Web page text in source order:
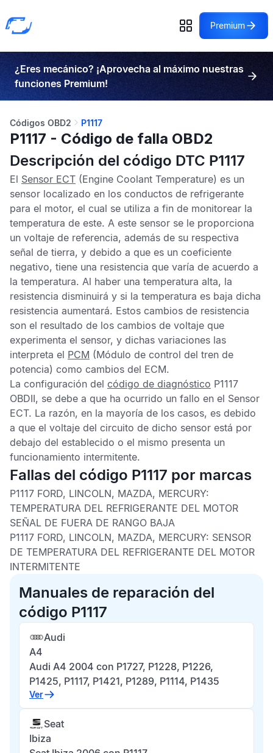
Premium
¿Eres mecánico? ¡Aprovecha al máximo nuestras
funciones Premium!
Códigos OBD2 P1117
P1117 - Código de falla OBD2
Descripción del código DTC P1117
El Sensor ECT (Engine Coolant Temperature) es un
sensor localizado en los conductos de refrigerante
para el motor, el cual se utiliza a fin de monitorear la
temperatura de este. A este sensor se le proporciona
un voltaje de referencia, además de su respectiva
señal de tierra, y debido a que es un coeficiente
negativo, tiene una resistencia que varía de acuerdo a
la temperatura. Al haber una temperatura alta, la
resistencia disminuirá y si la temperatura es baja dicha
resistencia aumentará. Estos cambios de resistencia
son el resultado de los cambios de voltaje que
experimenta el sensor, y dichas variaciones las
interpreta el PCM (Módulo de control del tren de
potencia) como cambios del ECM.
La configuración del código de diagnóstico P1117
OBDII, se debe a que ha ocurrido un fallo en el Sensor
ECT. La razón, en la mayoría de los casos, es debido
a que el voltaje del circuito de dicho sensor está por
debajo del establecido o el mismo presenta un
funcionamiento intermitente.
Fallas del código P1117 por marcas
P1117 FORD, LINCOLN, MAZDA, MERCURY:
TEMPERATURA DEL REFRIGERANTE DEL MOTOR
SEÑAL DE FUERA DE RANGO BAJA
P1117 FORD, LINCOLN, MAZDA, MERCURY: SENSOR
DE TEMPERATURA DEL REFRIGERANTE DEL MOTOR
INTERMITENTE
Manuales de reparación del
código P1117
Audi
A4
Audi A4 2004 con P1727, P1228, P1226,
P1425, P1117, P1421, P1289, P1114, P1435
Ver
Seat
Ibiza